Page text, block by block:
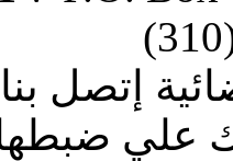
إتصل بنا
علي